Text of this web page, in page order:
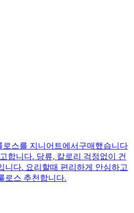
스를 지니어트에서구매했습니다
합니다. 당류, 칼로리 걱정없이 건
니다. 요리할때 편리하게 안심하고
로스 추천합니다.